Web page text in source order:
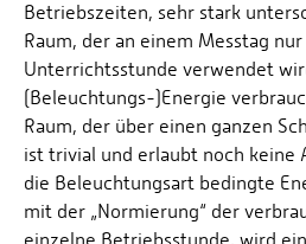
Betriebszeiten, sehr stark
Raum, der an einem Messtag
Unterrichtsstunde verwendet
(Beleuchtungs-)Energie
Raum, der über einen ganzen
ist trivial und erlaubt noch keine
die Beleuchtungsart bedingte
mit der „Normierung“ der